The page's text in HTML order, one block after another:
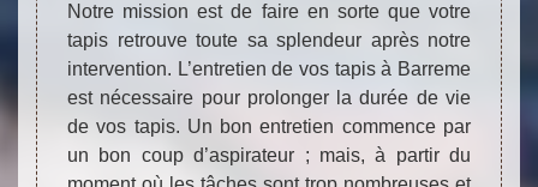
Notre mission est de faire en sorte que votre
tapis retrouve toute sa splendeur après notre
intervention. L’entretien de vos tapis à Barreme
est nécessaire pour prolonger la durée de vie
de vos tapis. Un bon entretien commence par
un bon coup d’aspirateur ; mais, à partir du